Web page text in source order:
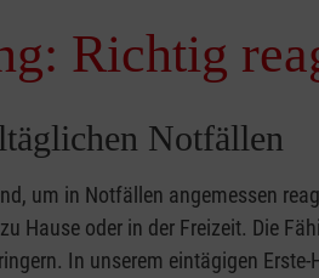
Richtig
Notfällen
um in Notfällen angemessen
Hause oder in der Freizeit. Die
In unserem eintägigen